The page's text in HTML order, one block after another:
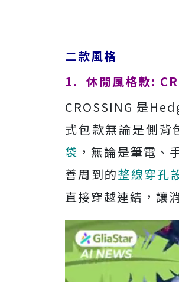
二款風格
1. 休閒風格款:
CROSSING 是
式包款無論是側背
袋 ，無論是筆電、
善周到的整線穿孔
直接穿越連結，讓